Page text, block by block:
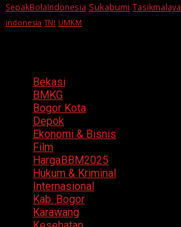
SepakBolaIndonesia Sukabumi Tasikmalaya
indonesia TNI UMKM
Bekasi
BMKG
Bogor Kota
Depok
Ekonomi & Bisnis
Film
HargaBBM2025
Hukum & Kriminal
Internasional
Kab. Bogor
Karawang